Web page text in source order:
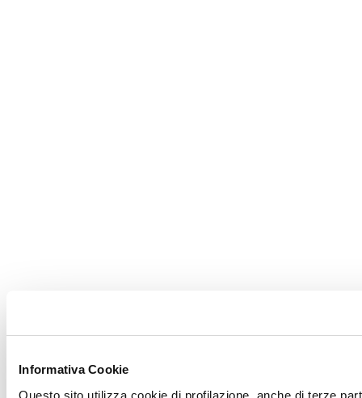
Informativa Cookie
Questo sito utilizza cookie di profilazione, anche di terze